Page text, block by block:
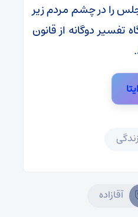
را در چشم مردم زیر
تفسیر دوگانه از قانون
ایتا
آقازاده